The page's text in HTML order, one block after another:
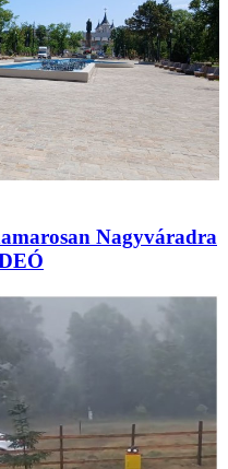
Nagyváradra